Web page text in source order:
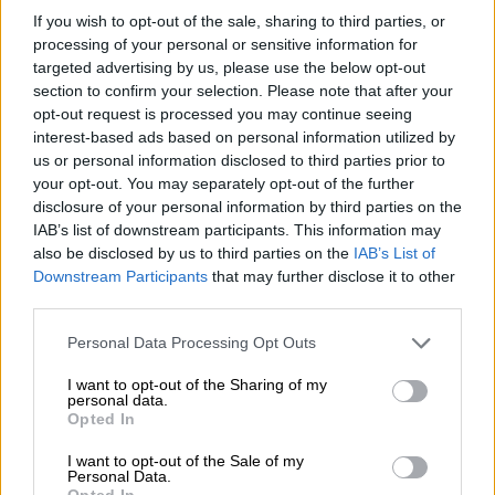
If you wish to opt-out of the sale, sharing to third parties, or
processing of your personal or sensitive information for
targeted advertising by us, please use the below opt-out
section to confirm your selection. Please note that after your
opt-out request is processed you may continue seeing
interest-based ads based on personal information utilized by
us or personal information disclosed to third parties prior to
your opt-out. You may separately opt-out of the further
disclosure of your personal information by third parties on the
IAB’s list of downstream participants. This information may
also be disclosed by us to third parties on the IAB’s List of
Downstream Participants that may further disclose it to other
Please note that this website/app uses one or more Google
not limited to your visit or usage behaviour. You may click to
grant or deny consent to Google and its third-party tags to
use your data for below specified purposes in below Google
consent section.
Personal Data Processing Opt Outs
I want to opt-out of the Sharing of my
personal data.
Opted In
I want to opt-out of the Sale of my
Personal Data.
έφθασε στο Βερολίνο με καθαρό μήνυμα, ότι
θέλει να αφήσει πίσω του τα τελευταία δέκα
χρόνια κρίσης, με την βοήθεια της
Ευρωπαϊκής Ένωσης και ιδιαίτερα της
Γερμανίας. «Το γεγονός ότι η ίδια η κυρία
Μέρκελ στις δηλώσεις της είπε ότι παίζει
μεγάλο ρόλο η ψυχολογία δείχνει ότι η
Ελλάδα είναι σε αυτόν τον δρόμο, ότι δεν
έχει και τόσο άδικο ο Έλληνας
πρωθυπουργός όταν λέει ότι η Ελλάδα έχει
βγει από την κρίση. Μπορούσε κανείς να
διαβάσει ανάμεσα στις γραμμές ότι η
ομολόγου της και πιστεύω ότι δεν θα του
βάλει εμπόδια στην πορεία του», ανέφερε ο
σχολιαστής.